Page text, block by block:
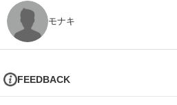
モナキ
FEEDBACK